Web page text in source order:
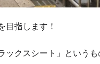
目指します！
クスシート」というも